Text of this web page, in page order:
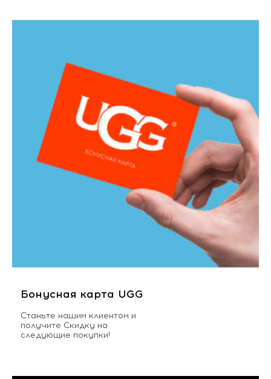
Бонусная карта UGG
Станьте нашим клиентом и
получите Скидку на
следующие покупки!